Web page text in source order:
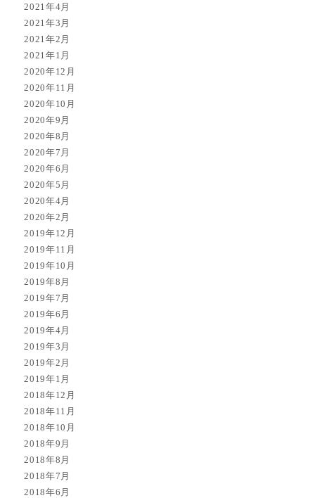
2021年4月
2021年3月
2021年2月
2021年1月
2020年12月
2020年11月
2020年10月
2020年9月
2020年8月
2020年7月
2020年6月
2020年5月
2020年4月
2020年2月
2019年12月
2019年11月
2019年10月
2019年8月
2019年7月
2019年6月
2019年4月
2019年3月
2019年2月
2019年1月
2018年12月
2018年11月
2018年10月
2018年9月
2018年8月
2018年7月
2018年6月